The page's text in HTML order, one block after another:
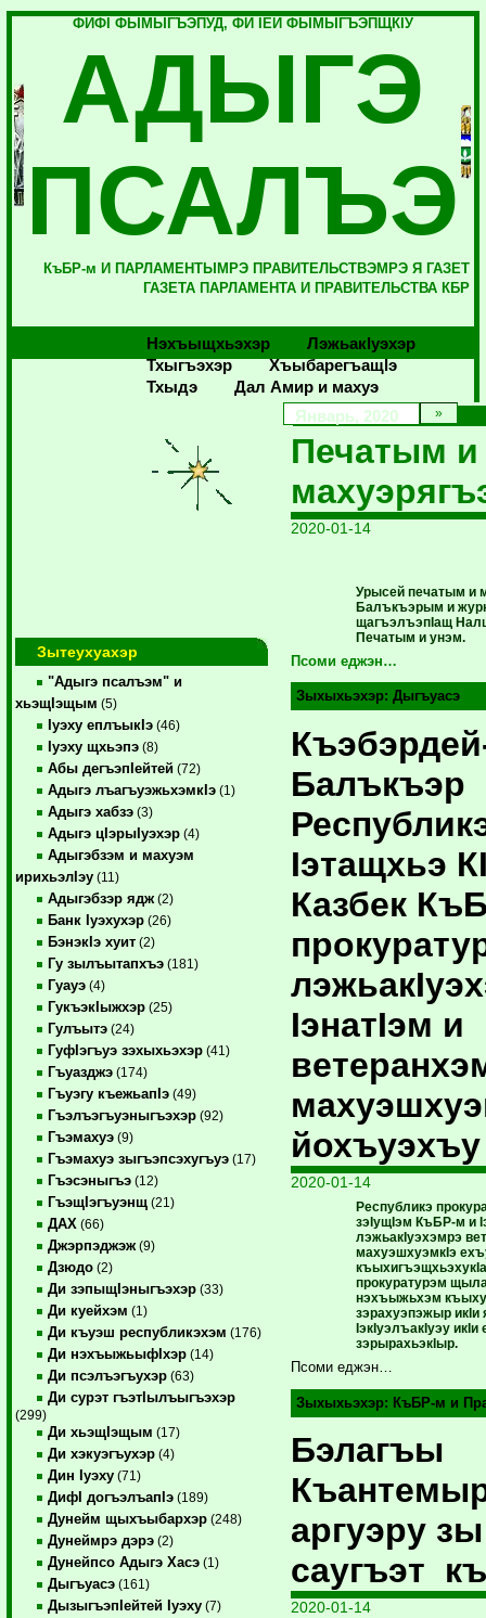
ФИФI ФЫМЫГЪЭПУД, ФИ IЕЙ ФЫМЫГЪЭПЩКIУ
АДЫГЭ
ПСАЛЪЭ
КъБР-м И ПАРЛАМЕНТЫМРЭ ПРАВИТЕЛЬСТВЭМРЭ Я ГАЗЕТ
ГАЗЕТА ПАРЛАМЕНТА И ПРАВИТЕЛЬСТВА КБР
Нэхъыщхьэхэр
Лэжьакlуэхэр
Тхыгъэхэр
Хъыбарегъащlэ
Тхыдэ
Дал Амир и махуэ
Зытеухуахэр
"Адыгэ псалъэм" и
хьэщIэщым (5)
Iуэху еплъыкIэ (46)
Iуэху щхьэпэ (8)
Абы дегъэпIейтей (72)
Адыгэ лъагъуэжьхэмкIэ (1)
Адыгэ хабзэ (3)
Адыгэ цIэрыIуэхэр (4)
Адыгэбзэм и махуэм
ирихьэлIэу (11)
Адыгэбзэр ядж (2)
Банк Iуэхухэр (26)
БэнэкIэ хуит (2)
Гу зылъытапхъэ (181)
Гуауэ (4)
ГукъэкIыжхэр (25)
Гулъытэ (24)
ГуфIэгъуэ зэхыхьэхэр (41)
Гъуазджэ (174)
Гъуэгу къежьапIэ (49)
Гъэлъэгъуэныгъэхэр (92)
Гъэмахуэ (9)
Гъэмахуэ зыгъэпсэхугъуэ (17)
Гъэсэныгъэ (12)
ГъэщIэгъуэнщ (21)
ДАХ (66)
Джэрпэджэж (9)
Дзюдо (2)
Ди зэпыщIэныгъэхэр (33)
Ди куейхэм (1)
Ди къуэш республикэхэм (176)
Ди нэхъыжьыфIхэр (14)
Ди псэлъэгъухэр (63)
Ди сурэт гъэтIылъыгъэхэр
(299)
Ди хьэщIэщым (17)
Ди хэкуэгъухэр (4)
Дин Iуэху (71)
ДифI догъэлъапIэ (189)
Дунейм щыхъыбархэр (248)
Дунеймрэ дэрэ (2)
Дунейпсо Адыгэ Хасэ (1)
Дыгъуасэ (161)
ДызыгъэпIейтей Iуэху (7)
Январь, 2020
Печатым и
2020-01-14
Урысей печатым и
Балъкъэрым и
щагъэлъэпIащ
Печатым и унэм.
Псоми еджэн…
Зыхыхьэхэр:Дыгъуасэ
Балъкъэр
Iэтащхьэ
Казбек
IэнатIэм и
йохъуэхъу
2020-01-14
Республикэ
зэIущIэм КъБР-м и
лэжьакIуэхэмрэ
махуэшхуэмкIэ
прокуратурэм
нэхъыжьхэм
зэрахуэпэжыр икIи
IэкIуэлъакIуэу икIи
зэрырахьэкIыр.
Псоми еджэн…
Зыхыхьэхэр: КъБР-м и
Бэлагъы
аргуэру зы
саугъэт
2020-01-14